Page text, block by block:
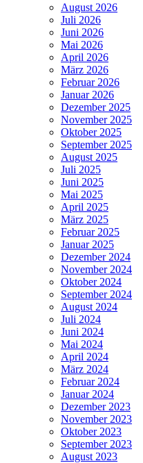
August 2026
Juli 2026
Juni 2026
Mai 2026
April 2026
März 2026
Februar 2026
Januar 2026
Dezember 2025
November 2025
Oktober 2025
September 2025
August 2025
Juli 2025
Juni 2025
Mai 2025
April 2025
März 2025
Februar 2025
Januar 2025
Dezember 2024
November 2024
Oktober 2024
September 2024
August 2024
Juli 2024
Juni 2024
Mai 2024
April 2024
März 2024
Februar 2024
Januar 2024
Dezember 2023
November 2023
Oktober 2023
September 2023
August 2023